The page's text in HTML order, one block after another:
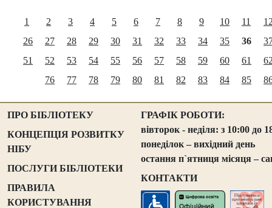
1 2 3 4 5 6 7 8 9 10 11
26
27 28 29 30 31 32 33 34 35 36
51
52 53 54 55 56 57 58 59 60 61
76
77 78 79 80 81 82 83 84 85
ПРО БІБЛІОТЕКУ
КОНЦЕПЦІЯ РОЗВИТКУ
НІБУ
ПОСЛУГИ БІБЛІОТЕКИ
ПРАВИЛА
КОРИСТУВАННЯ
ГРАФІК РОБОТИ:
вівторок - неділя: з 10:00 до
понеділок – вихідний день
остання п`ятниця місяця –
КОНТАКТИ